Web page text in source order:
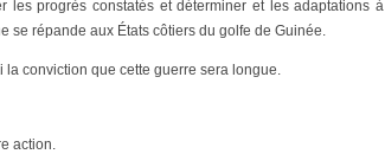
les progrès constatés et déterminer et les adaptations à
se répande aux États côtiers du golfe de Guinée.
la conviction que cette guerre sera longue.
action.